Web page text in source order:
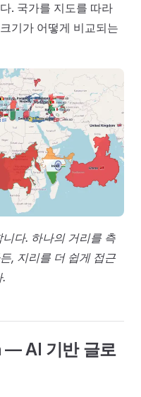
. 국가를 지도를 따라
기가 어떻게 비교되는
다. 하나의 거리를 측
, 지리를 더 쉽게 접근
— AI 기반 글로